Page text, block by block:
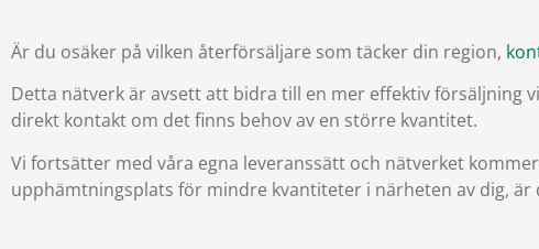
Är du osäker på vilken återförsäljare som täcker din region,
Detta nätverk är avsett att bidra till en mer effektiv
direkt kontakt om det finns behov av en större kvantitet.
Vi fortsätter med våra egna leveranssätt och nätverket
upphämtningsplats för mindre kvantiteter i närheten av dig, är